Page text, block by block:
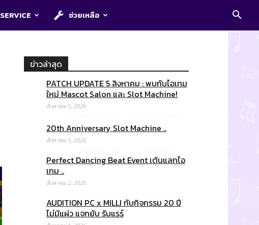
SERVICE ช่วยเหลือ
ข่าวล่าสุด
PATCH UPDATE 5 สิงหาคม : พบกับไอเทม
ใหม่ Mascot Salon และ Slot Machine!
สิงหาคม 5, 2026
20th Anniversary Slot Machine ..
สิงหาคม 5, 2026
Perfect Dancing Beat Event เต้นแลกไอ
เทม ..
สิงหาคม 2, 2026
AUDITION PC x MILLI กับกิจกรรม 20 ปี
ไม่มีแผ่ว แจกยับ รับแรร์